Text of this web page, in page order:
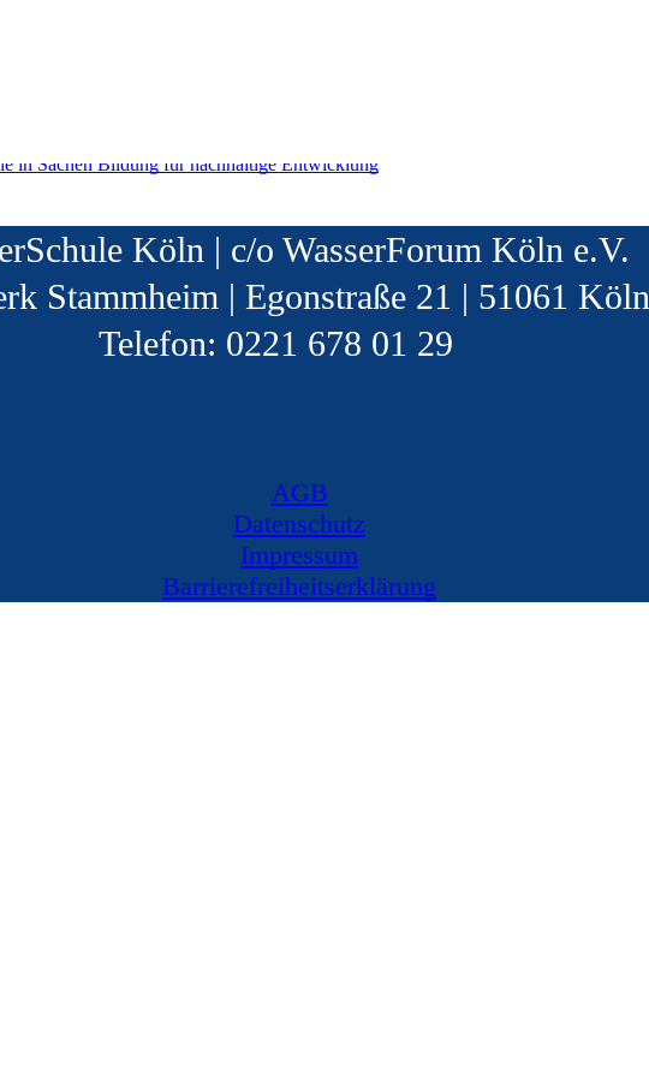
Köln | c/o WasserForum Köln e.V.
Stammheim | Egonstraße 21 | 51061 Köln
Telefon: 0221 678 01 29
AGB
Datenschutz
Impressum
Barrierefreiheitserklärung